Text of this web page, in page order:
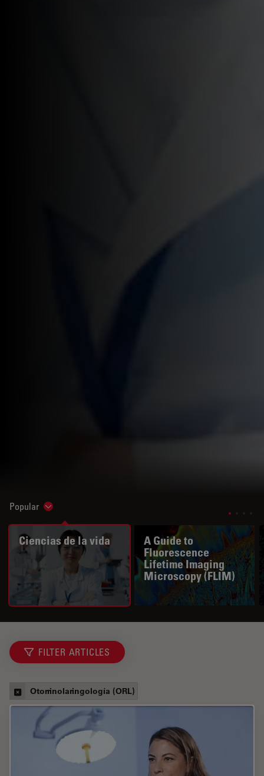
Popular Show subnavigation
Ciencias de la vida
A Guide to
Fluorescence
Lifetime Imaging
Microscopy (FLIM)
FILTER ARTICLES
Otorrinolaringología (ORL)